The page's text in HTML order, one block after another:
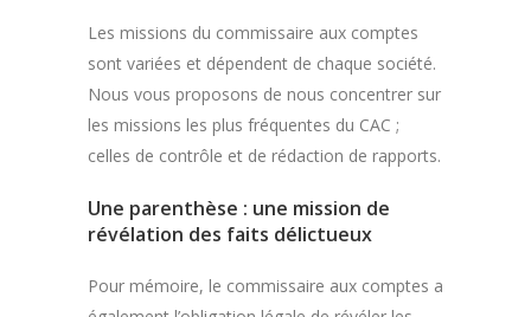
Les missions du commissaire aux comptes
sont variées et dépendent de chaque société.
Nous vous proposons de nous concentrer sur
les missions les plus fréquentes du CAC ;
celles de contrôle et de rédaction de rapports.
Une parenthèse : une mission de
révélation des faits délictueux
Pour mémoire, le commissaire aux comptes a